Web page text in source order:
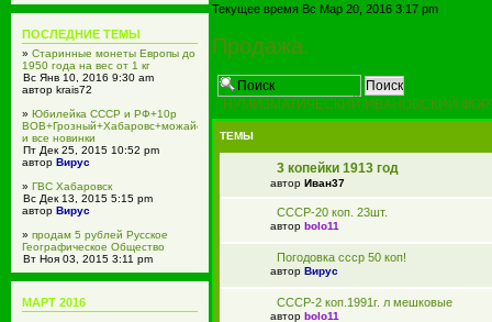
ПОСЛЕДНИЕ ТЕМЫ
» Старинные монеты Европы до
1950 года на вес от 1 кг
Вс Янв 10, 2016 9:30 am
автор krais72
» Юбилейка СССР и РФ+10р
ВОВ+Грозный+Хабаровс+можайск
и все новинки
Пт Дек 25, 2015 10:52 pm
автор Вирус
» ГВС Хабаровск
Вс Дек 13, 2015 5:15 pm
автор Вирус
» продам 5 рублей Русское
Географическое Общество
Вт Ноя 03, 2015 3:11 pm
авторВирус
Пн Ноя 02, 2015 1:21 pm
МАРТ 2016
Текущее время Вс Мар 20, 2016 3:17 pm
Продажа.
НУМИЗМАТИЧЕСКИЙ ИВАНОВСКИЙ
ТЕМЫ
3 копейки 1913 год
автор Иван37
СССР-20 коп. 23шт.
автор bolo11
Погодовка ссср 50 коп!
автор Вирус
СССР-2 коп.1991г. л мешковые
автор bolo11